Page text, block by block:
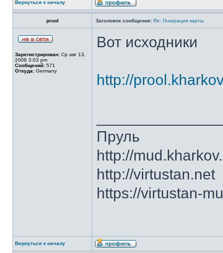
Вернуться к началу
prool Заголовок сообщения: Re: Генерация карты
Зарегистрирован: Ср авг 13,
2008 3:03 pm
Сообщений: 571
Откуда: Germany
Вот исходники
http://
Пруль
http://
http://virtustan.net
https://virtustan-
Вернуться к началу